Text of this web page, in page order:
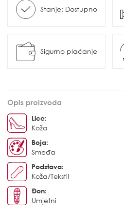
Stanje: Dostupno
Sigurno plaćanje
Opis proizvoda
Lice:
Koža
Boja:
Smeđa
Podstava:
Koža/Tekstil
Đon:
Umjetni